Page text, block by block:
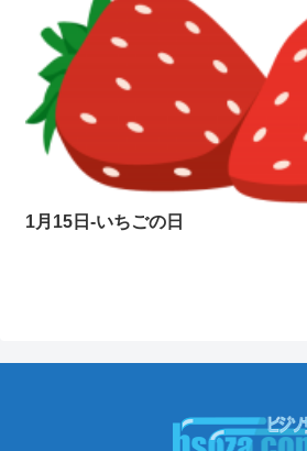
1月15日-いちごの日